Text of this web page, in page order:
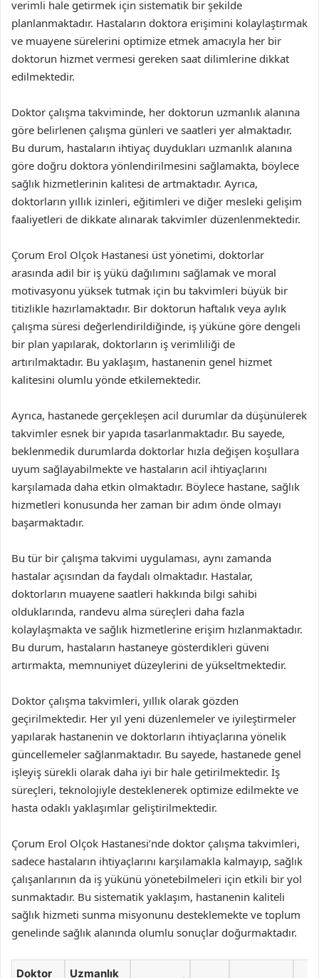
verimli hale getirmek için sistematik bir şekilde
planlanmaktadır. Hastaların doktora erişimini kolaylaştırmak
ve muayene sürelerini optimize etmek amacıyla her bir
doktorun hizmet vermesi gereken saat dilimlerine dikkat
edilmektedir.
Doktor çalışma takviminde, her doktorun uzmanlık alanına
göre belirlenen çalışma günleri ve saatleri yer almaktadır.
Bu durum, hastaların ihtiyaç duydukları uzmanlık alanına
göre doğru doktora yönlendirilmesini sağlamakta, böylece
sağlık hizmetlerinin kalitesi de artmaktadır. Ayrıca,
doktorların yıllık izinleri, eğitimleri ve diğer mesleki gelişim
faaliyetleri de dikkate alınarak takvimler düzenlenmektedir.
Çorum Erol Olçok Hastanesi üst yönetimi, doktorlar
arasında adil bir iş yükü dağılımını sağlamak ve moral
motivasyonu yüksek tutmak için bu takvimleri büyük bir
titizlikle hazırlamaktadır. Bir doktorun haftalık veya aylık
çalışma süresi değerlendirildiğinde, iş yüküne göre dengeli
bir plan yapılarak, doktorların iş verimliliği de
artırılmaktadır. Bu yaklaşım, hastanenin genel hizmet
kalitesini olumlu yönde etkilemektedir.
Ayrıca, hastanede gerçekleşen acil durumlar da düşünülerek
takvimler esnek bir yapıda tasarlanmaktadır. Bu sayede,
beklenmedik durumlarda doktorlar hızla değişen koşullara
uyum sağlayabilmekte ve hastaların acil ihtiyaçlarını
karşılamada daha etkin olmaktadır. Böylece hastane, sağlık
hizmetleri konusunda her zaman bir adım önde olmayı
başarmaktadır.
Bu tür bir çalışma takvimi uygulaması, aynı zamanda
hastalar açısından da faydalı olmaktadır. Hastalar,
doktorların muayene saatleri hakkında bilgi sahibi
olduklarında, randevu alma süreçleri daha fazla
kolaylaşmakta ve sağlık hizmetlerine erişim hızlanmaktadır.
Bu durum, hastaların hastaneye gösterdikleri güveni
artırmakta, memnuniyet düzeylerini de yükseltmektedir.
Doktor çalışma takvimleri, yıllık olarak gözden
geçirilmektedir. Her yıl yeni düzenlemeler ve iyileştirmeler
yapılarak hastanenin ve doktorların ihtiyaçlarına yönelik
güncellemeler sağlanmaktadır. Bu sayede, hastanede genel
işleyiş sürekli olarak daha iyi bir hale getirilmektedir. İş
süreçleri, teknolojiyle desteklenerek optimize edilmekte ve
hasta odaklı yaklaşımlar geliştirilmektedir.
Çorum Erol Olçok Hastanesi’nde doktor çalışma takvimleri,
sadece hastaların ihtiyaçlarını karşılamakla kalmayıp, sağlık
çalışanlarının da iş yükünü yönetebilmeleri için etkili bir yol
sunmaktadır. Bu sistematik yaklaşım, hastanenin kaliteli
sağlık hizmeti sunma misyonunu desteklemekte ve toplum
genelinde sağlık alanında olumlu sonuçlar doğurmaktadır.
Doktor
Uzmanlık